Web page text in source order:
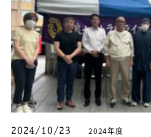
2024/10/23 2024年度